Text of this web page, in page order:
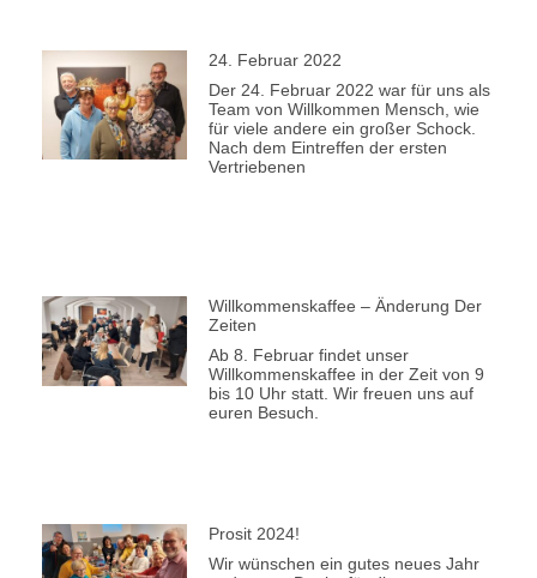
24. Februar 2022
Der 24. Februar 2022 war für uns als
Team von Willkommen Mensch, wie
für viele andere ein großer Schock.
Nach dem Eintreffen der ersten
Vertriebenen
Willkommenskaffee – Änderung Der
Zeiten
Ab 8. Februar findet unser
Willkommenskaffee in der Zeit von 9
bis 10 Uhr statt. Wir freuen uns auf
euren Besuch.
Prosit 2024!
Wir wünschen ein gutes neues Jahr